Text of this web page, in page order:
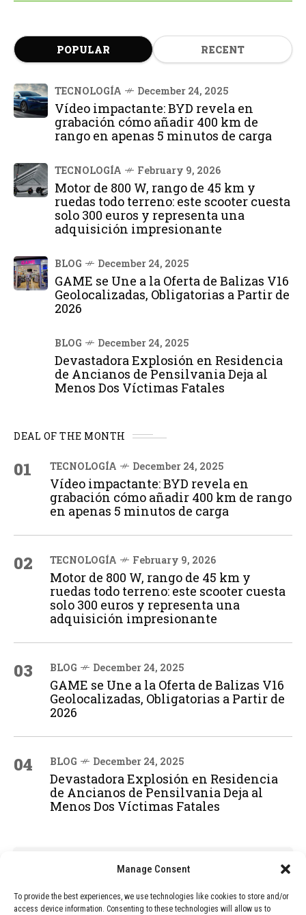
Manage Consent
To provide the best experiences, we use technologies like cookies to store and/or
access device information. Consenting to these technologies will allow us to
POPULAR RECENT
TECNOLOGÍA December 24, 2025
Vídeo impactante: BYD revela en
grabación cómo añadir 400 km de
rango en apenas 5 minutos de carga
TECNOLOGÍA February 9, 2026
Motor de 800 W, rango de 45 km y
ruedas todo terreno: este scooter cuesta
solo 300 euros y representa una
adquisición impresionante
BLOG December 24, 2025
GAME se Une a la Oferta de Balizas V16
Geolocalizadas, Obligatorias a Partir de
2026
BLOG December 24, 2025
Devastadora Explosión en Residencia
de Ancianos de Pensilvania Deja al
Menos Dos Víctimas Fatales
DEAL OF THE MONTH
01 TECNOLOGÍA December 24, 2025
Vídeo impactante: BYD revela en
grabación cómo añadir 400 km de rango
en apenas 5 minutos de carga
02 TECNOLOGÍA February 9, 2026
Motor de 800 W, rango de 45 km y
ruedas todo terreno: este scooter cuesta
solo 300 euros y representa una
adquisición impresionante
03 BLOG December 24, 2025
GAME se Une a la Oferta de Balizas V16
Geolocalizadas, Obligatorias a Partir de
2026
04 BLOG December 24, 2025
Devastadora Explosión en Residencia
de Ancianos de Pensilvania Deja al
Menos Dos Víctimas Fatales